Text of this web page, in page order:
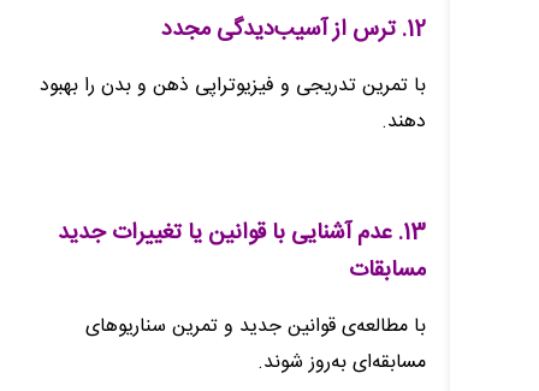
12. ترس از آسیب‌دیدگی مجدد
با تمرین تدریجی و فیزیوتراپی ذهن و بدن را بهبود
دهند.
13. عدم آشنایی با قوانین یا تغییرات جدید
مسابقات
با مطالعه‌ی قوانین جدید و تمرین سناریوهای
مسابقه‌ای به‌روز شوند.